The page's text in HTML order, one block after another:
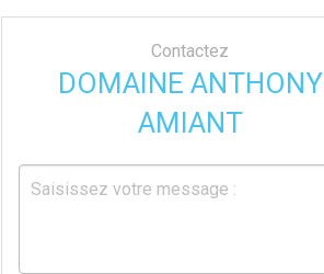
Contactez
DOMAINE ANTHONY
AMIANT